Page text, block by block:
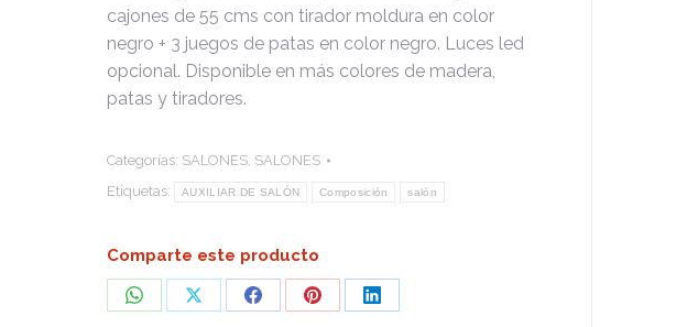
cajones de 55 cms con tirador moldura en color
negro + 3 juegos de patas en color negro. Luces led
opcional. Disponible en más colores de madera,
patas y tiradores.
Categorías: SALONES, SALONES
Etiquetas:
AUXILIAR DE SALÓN Composición salón
Comparte este producto
Share
Share
Share
Share
Share